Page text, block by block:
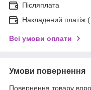
Післяплата
Накладений платіж
Всі умови оплати
Умови повернення
Повернення товару